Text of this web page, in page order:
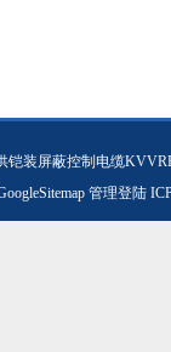
铠装屏蔽控制电缆
管理登陆